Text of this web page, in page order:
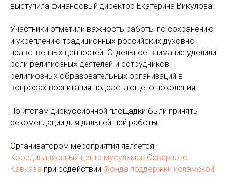
выступила финансовый директор Екатерина Викулова.
Участники отметили важность работы по сохранению
и укреплению традиционных российских духовно-
нравственных ценностей. Отдельное внимание уделили
роли религиозных деятелей и сотрудников
религиозных образовательных организаций в
вопросах воспитания подрастающего поколения.
По итогам дискуссионной площадки были приняты
рекомендации для дальнейшей работы.
Организатором мероприятия является
Координационный центр мусульман Северного
Кавказа при содействии Фонда поддержки исламской